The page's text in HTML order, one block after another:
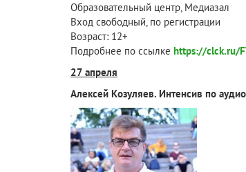
Образовательный центр, Медиазал
Вход свободный, по регистрации
Возраст: 12+
Подробнее по ссылке https://clck.ru/
27 апреля
Алексей Козуляев. Интенсив по